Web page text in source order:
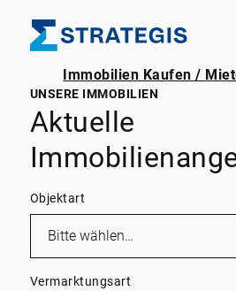
Immobilien Kaufen /
UNSERE IMMOBILIEN
Aktuelle
Objektart
Vermarktungsart